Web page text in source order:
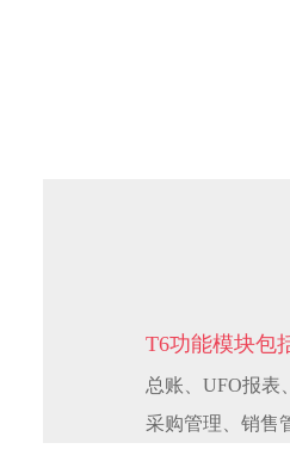
T6功能模块包
总账、UFO报表
采购管理、销售